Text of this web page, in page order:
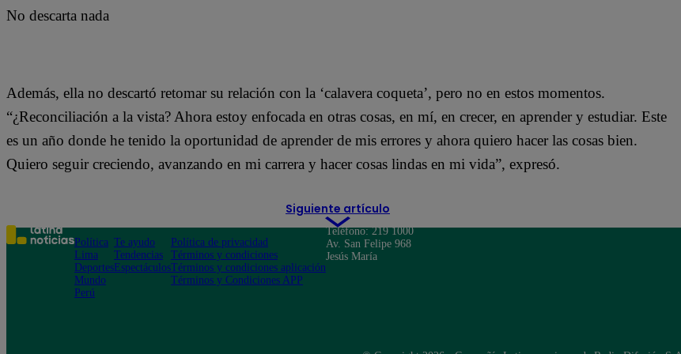
No descarta nada
Además, ella no descartó retomar su relación con la ‘calavera coqueta’, pero no en estos momentos.
“¿Reconciliación a la vista? Ahora estoy enfocada en otras cosas, en mí, en crecer, en aprender y estudiar. Este
es un año donde he tenido la oportunidad de aprender de mis errores y ahora quiero hacer las cosas bien.
Quiero seguir creciendo, avanzando en mi carrera y hacer cosas lindas en mi vida”, expresó.
Siguiente artículo
Política
Lima
Deportes
Mundo
Perú
Te ayudo
Tendencias
Espectáculos
Política de privacidad
Términos y condiciones
Términos y condiciones aplicación
Términos y Condiciones APP
Teléfono: 219 1000
Av. San Felipe 968
Jesús María